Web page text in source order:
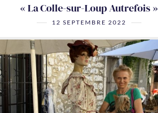
« La Colle-sur-Loup Autrefois »
12 SEPTEMBRE 2022